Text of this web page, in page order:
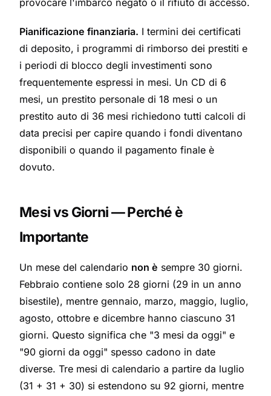
provocare l'imbarco negato o il rifiuto di accesso.
Pianificazione finanziaria. I termini dei certificati
di deposito, i programmi di rimborso dei prestiti e
i periodi di blocco degli investimenti sono
frequentemente espressi in mesi. Un CD di 6
mesi, un prestito personale di 18 mesi o un
prestito auto di 36 mesi richiedono tutti calcoli di
data precisi per capire quando i fondi diventano
disponibili o quando il pagamento finale è
dovuto.
Mesi vs Giorni — Perché è
Importante
Un mese del calendario non è sempre 30 giorni.
Febbraio contiene solo 28 giorni (29 in un anno
bisestile), mentre gennaio, marzo, maggio, luglio,
agosto, ottobre e dicembre hanno ciascuno 31
giorni. Questo significa che "3 mesi da oggi" e
"90 giorni da oggi" spesso cadono in date
diverse. Tre mesi di calendario a partire da luglio
(31 + 31 + 30) si estendono su 92 giorni, mentre